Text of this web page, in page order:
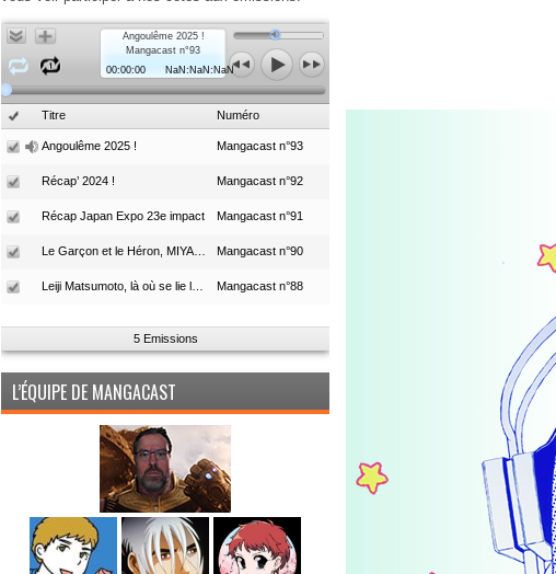
Angoulême 2025 !
Mangacast n°93
00:00:00
NaN:NaN:NaN
Titre Numéro
Angoulême 2025 ! Mangacast n°93
Récap’ 2024 ! Mangacast n°92
Récap Japan Expo 23e impact Mangacast n°91
Mangacast n°90
Mangacast n°88
5 Emissions
L’ÉQUIPE DE MANGACAST